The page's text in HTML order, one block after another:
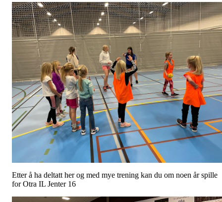
Etter å ha deltatt her og med mye trening kan du om noen år spille
for Otra IL Jenter 16